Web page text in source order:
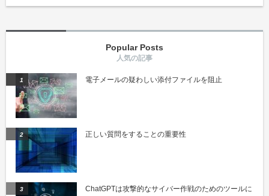
Popular Posts
電子メールの疑わしい添付ファイルを阻止
正しい質問をすることの重要性
ChatGPTは攻撃的なサイバー作戦のためのツールに